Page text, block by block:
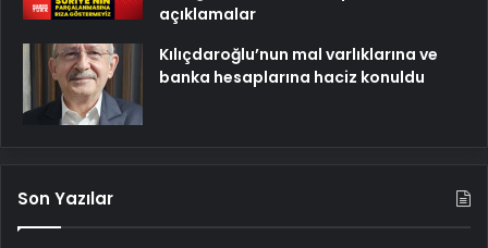
açıklamalar
Kılıçdaroğlu’nun mal varlıklarına ve
banka hesaplarına haciz konuldu
Son Yazılar